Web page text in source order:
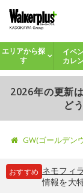
エリアから探
す
イベ
カレ
2026年の更新
ど
GW(ゴールデン
おすすめ ネモフィラ
情報を大